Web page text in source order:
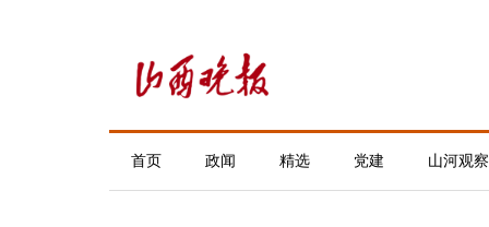
首页 政闻 精选 党建 山河观察